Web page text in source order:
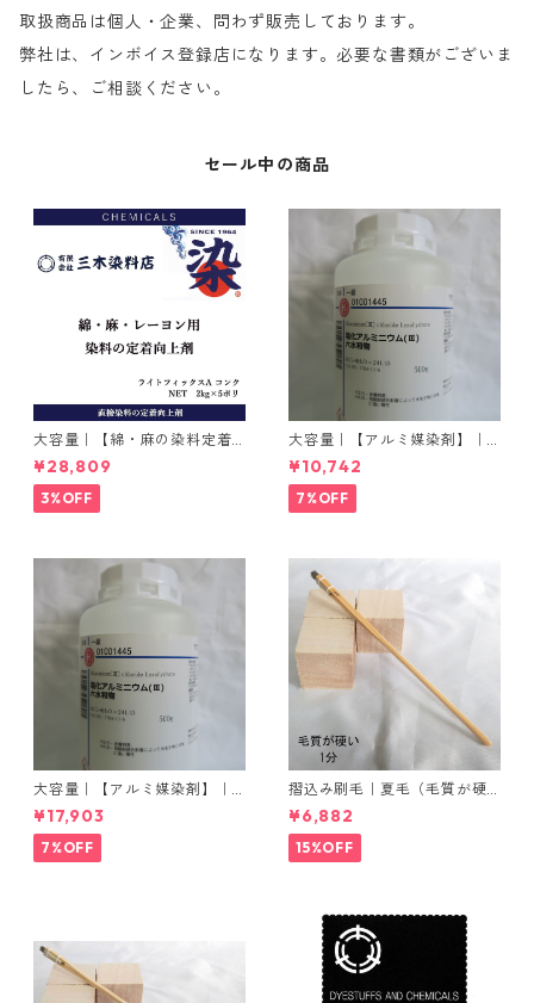
取扱商品は個人・企業、問わず販売しております。
弊社は、インボイス登録店になります。必要な書類がございま
したら、ご相談ください。
セール中の商品
大容量｜【綿・麻の染料定着
向上剤】｜2kg×5本｜ライト
フィックスAコンク
¥28,809
3%OFF
大容量｜【アルミ媒染剤】｜5
00g−3本入り｜塩化アルミニ
ウム
¥10,742
7%OFF
大容量｜【アルミ媒染剤】｜5
00g−5本入り｜塩化アルミニ
ウム
¥17,903
7%OFF
摺込み刷毛｜夏毛（毛質が硬
い）1分｜16本入り＊1セット
¥6,882
15%OFF